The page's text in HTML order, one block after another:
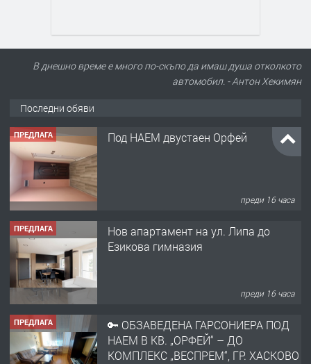
В днешно време е много по-скъпо да имаш душа отколкото
автомобил. - Антон Хекимян
Последни обяви
ПРЕДЛАГА Под НАЕМ двустаен Орфей
преди 16 часа
ПРЕДЛАГА
Нов апартамент на ул. Липа до
Езикова гимназия
преди 16 часа
ПРЕДЛАГА
🔑 ОБЗАВЕДЕНА ГАРСОНИЕРА ПОД
НАЕМ В КВ. „ОРФЕЙ“ – ДО
КОМПЛЕКС „ВЕСПРЕМ“, ГР. ХАСКОВО